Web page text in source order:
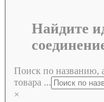
Найдите
Поиск по названию,
товара ...
×